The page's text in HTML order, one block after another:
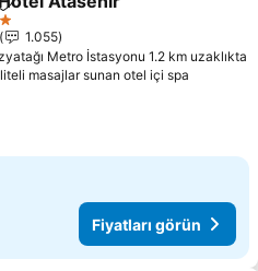
Favorilerime ekle
1.055
Metro İstasyonu 1.2 km uzaklıkta
masajlar sunan otel içi spa
Fiyatları görün